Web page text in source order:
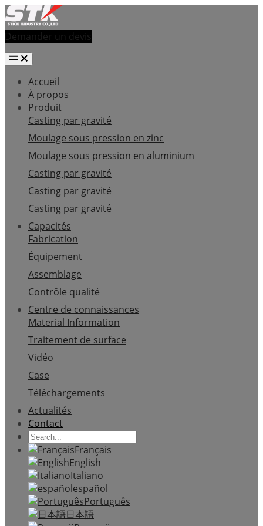
Demander un devis
Accueil
À propos
Produit
Casting par gravité
Moulage sous pression en zinc
Moulage sous pression en aluminium
Casting par gravité
Casting par gravité
Casting par gravité
Capacités
Fabrication
Équipement
Assemblage
Contrôle qualité
Centre de connaissances
Material Information
Traitement de surface
Vidéo
Case
Téléchargements
Actualités
Contact
Français
English
Italiano
español
Português
日本語